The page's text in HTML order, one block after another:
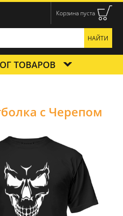
Корзина пуста
ТОВАРОВ
с Черепом